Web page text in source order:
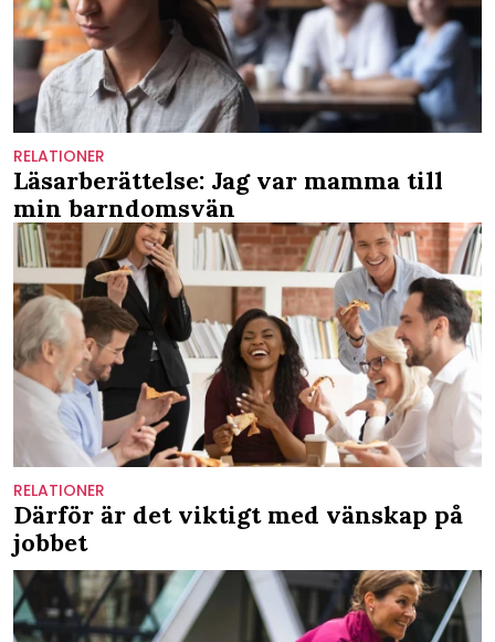
RELATIONER
Läsarberättelse: Jag var mamma till
min barndomsvän
RELATIONER
Därför är det viktigt med vänskap på
jobbet